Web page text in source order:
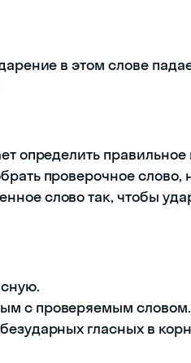
в этом слове
определить
проверочное слово,
слово так, чтобы
с проверяемым словом.
гласных в